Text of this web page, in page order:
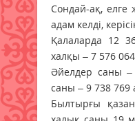
Сондай-ақ,
адам келді,
Қалаларда 12
халқы – 7 576
Әйелдер саны
саны – 9 738 769
Былтырғы